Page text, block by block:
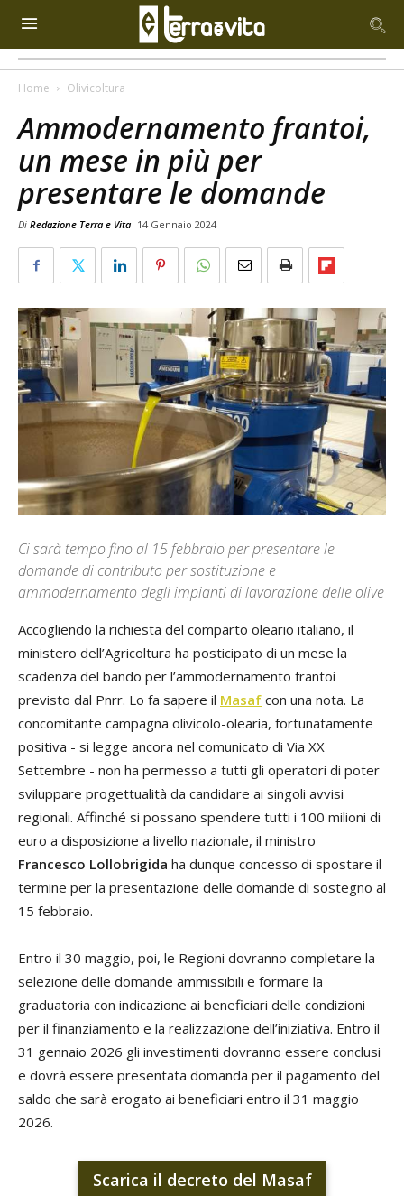
Home Olivicoltura
Ammodernamento frantoi,
un mese in più per
presentare le domande
Di Redazione Terra e Vita 14 Gennaio 2024
Ci sarà tempo fino al 15 febbraio per presentare le
domande di contributo per sostituzione e
ammodernamento degli impianti di lavorazione delle olive
Accogliendo la richiesta del comparto oleario italiano, il
ministero dell’Agricoltura ha posticipato di un mese la
scadenza del bando per l’ammodernamento frantoi
previsto dal Pnrr. Lo fa sapere il Masaf con una nota. La
concomitante campagna olivicolo-olearia, fortunatamente
positiva - si legge ancora nel comunicato di Via XX
Settembre - non ha permesso a tutti gli operatori di poter
sviluppare progettualità da candidare ai singoli avvisi
regionali. Affinché si possano spendere tutti i 100 milioni di
euro a disposizione a livello nazionale, il ministro
Francesco Lollobrigida ha dunque concesso di spostare il
termine per la presentazione delle domande di sostegno al
15 febbraio.
Entro il 30 maggio, poi, le Regioni dovranno completare la
selezione delle domande ammissibili e formare la
graduatoria con indicazione ai beneficiari delle condizioni
per il finanziamento e la realizzazione dell’iniziativa. Entro il
31 gennaio 2026 gli investimenti dovranno essere conclusi
e dovrà essere presentata domanda per il pagamento del
saldo che sarà erogato ai beneficiari entro il 31 maggio
2026.
Scarica il decreto del Masaf